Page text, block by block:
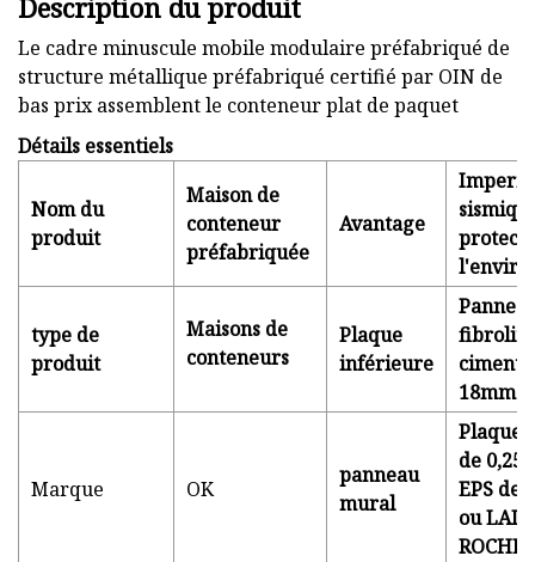
Description du produit
Le cadre minuscule mobile modulaire préfabriqué de
structure métallique préfabriqué certifié par OIN de
bas prix assemblent le conteneur plat de paquet
Détails essentiels
Nom du
produit
Maison de
conteneur
préfabriquée
Avantage
type de
produit
Maisons de
conteneurs
Plaque
inférieure
ciment
18mm
Marque OK
panneau
mural
Plaque
de 0,25
EPS de
ou
ROCHE